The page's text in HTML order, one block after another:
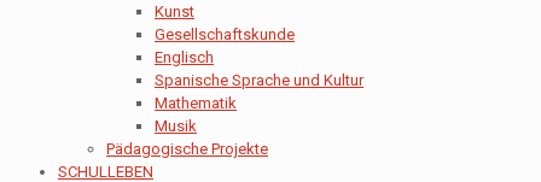
Kunst
Gesellschaftskunde
Englisch
Spanische Sprache und Kultur
Mathematik
Musik
Pädagogische Projekte
SCHULLEBEN